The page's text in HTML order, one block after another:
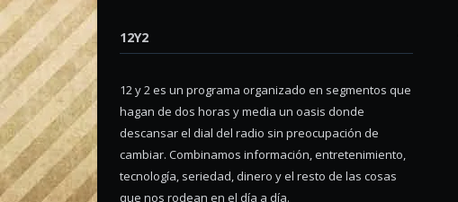
12Y2
12 y 2 es un programa organizado en segmentos que
hagan de dos horas y media un oasis donde
descansar el dial del radio sin preocupación de
cambiar. Combinamos información, entretenimiento,
tecnología, seriedad, dinero y el resto de las cosas
que nos rodean en el día a día.